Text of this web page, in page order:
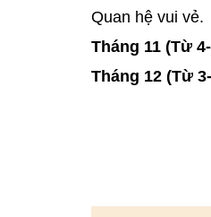
Quan hệ vui vẻ.
Tháng 11 (Từ
Tháng 12 (Từ